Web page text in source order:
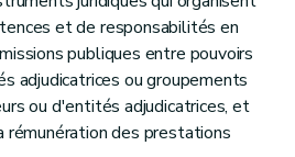
et de responsabilités en
publiques entre pouvoirs
adjudicatrices ou groupements
ou d'entités adjudicatrices, et
rémunération des prestations